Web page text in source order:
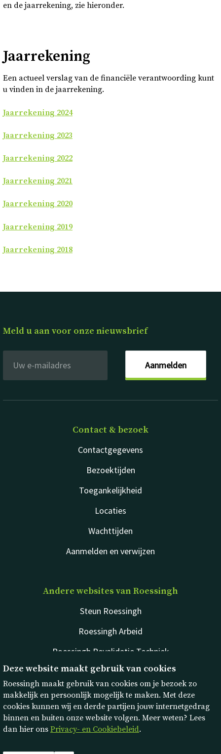
Deze website maakt gebruik van cookies
Roessingh maakt gebruik van cookies om je bezoek zo
makkelijk en persoonlijk mogelijk te maken. Met deze
cookies kunnen wij en derde partijen jouw internetgedrag
binnen en buiten onze website volgen. Meer weten? Lees
dan hier ons Privacy- en Cookiebeleid.
en de jaarrekening, zie hieronder.
Jaarrekening
Een actueel verslag van de financiële verantwoording kunt
u vinden in de jaarrekening.
Jaarrekening 2024
Jaarrekening 2023
Jaarrekening 2022
Jaarrekening 2021
Jaarrekening 2020
Jaarrekening 2019
Jaarrekening 2018
Meld u aan voor onze nieuwsbrief
Aanmelden
Contact & bezoek
Contactgegevens
Locaties
Bezoektijden
Wachttijden
Toegankelijkheid
Aanmelden en verwijzen
Andere websites van Roessingh
Steun Roessingh
Roessingh Revalidatie Techniek
Roessingh Arbeid
rdgKompagne